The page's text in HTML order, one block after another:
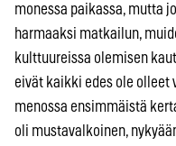
monessa paikassa, mutta
harmaaksi matkailun,
kulttuureissa olemisen
eivät kaikki edes ole olleet
menossa ensimmäistä
oli mustavalkoinen,